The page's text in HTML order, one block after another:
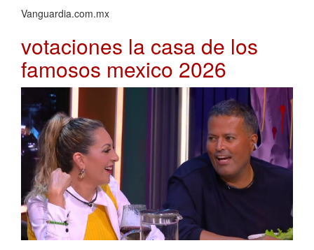
Vanguardia.com.mx
votaciones la casa de los
famosos mexico 2026